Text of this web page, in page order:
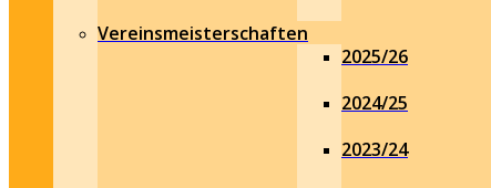
Vereinsmeisterschaften
2025/26
2024/25
2023/24